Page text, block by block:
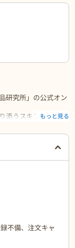
研究所」の公式オン
添うスキンケア商品
もっと見る
不備、注文キャ